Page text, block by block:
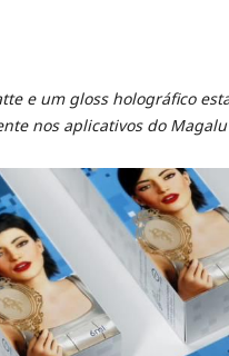
e um gloss holográfico
nos aplicativos do